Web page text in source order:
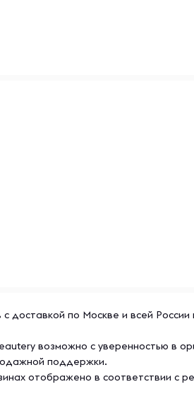
с доставкой по Москве и всей
возможно с уверенностью в
поддержки.
отображено в соответствии с